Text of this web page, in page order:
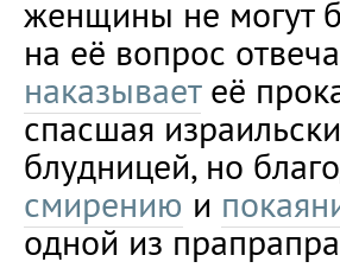
женщины не могут
на её вопрос
наказываетеё
спасшая
блудницей, но
смирению и
одной из